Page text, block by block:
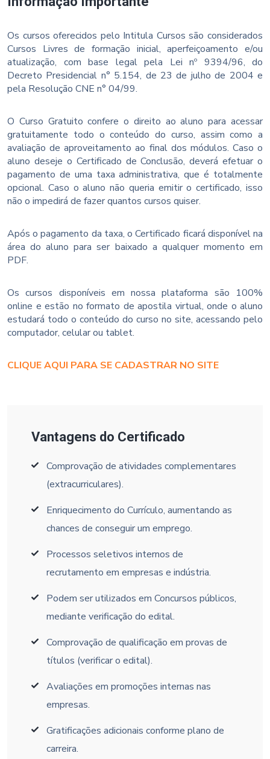
Os cursos oferecidos pelo Intitula Cursos são considerados
Cursos Livres de formação inicial, aperfeiçoamento e/ou
atualização, com base legal pela Lei nº 9394/96, do
Decreto Presidencial n° 5.154, de 23 de julho de 2004 e
pela Resolução CNE n° 04/99.
O Curso Gratuito confere o direito ao aluno para acessar
gratuitamente todo o conteúdo do curso, assim como a
avaliação de aproveitamento ao final dos módulos. Caso o
aluno deseje o Certificado de Conclusão, deverá efetuar o
pagamento de uma taxa administrativa, que é totalmente
opcional. Caso o aluno não queria emitir o certificado, isso
não o impedirá de fazer quantos cursos quiser.
Após o pagamento da taxa, o Certificado ficará disponível na
área do aluno para ser baixado a qualquer momento em
PDF.
Os cursos disponíveis em nossa plataforma são 100%
online e estão no formato de apostila virtual, onde o aluno
estudará todo o conteúdo do curso no site, acessando pelo
computador, celular ou tablet.
CLIQUE AQUI PARA SE CADASTRAR NO SITE
Vantagens do Certificado
Comprovação de atividades complementares
(extracurriculares).
Enriquecimento do Currículo, aumentando as
chances de conseguir um emprego.
Processos seletivos internos de
recrutamento em empresas e indústria.
Podem ser utilizados em Concursos públicos,
mediante verificação do edital.
Comprovação de qualificação em provas de
títulos (verificar o edital).
Avaliações em promoções internas nas
empresas.
Gratificações adicionais conforme plano de
carreira.